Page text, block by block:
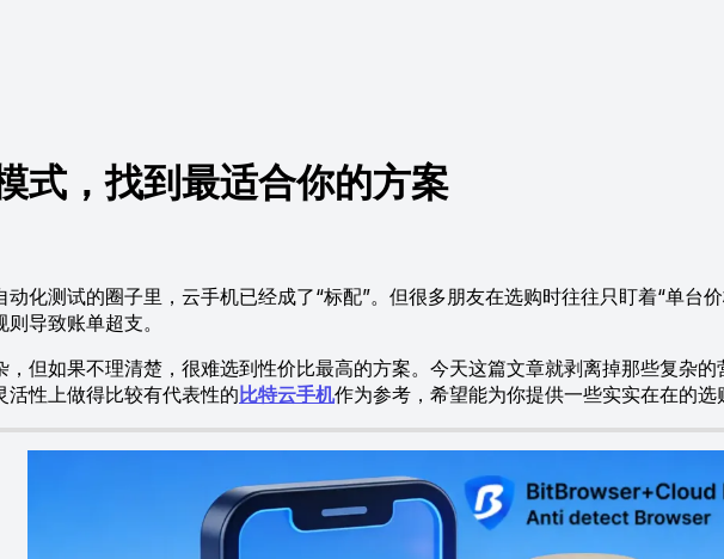
式，找到最适合你的方案
测试的圈子里，云手机已经成了“标配”。但很多朋友在选购时往往只盯着“单台
导致账单超支。
如果不理清楚，很难选到性价比最高的方案。今天这篇文章就剥离掉那些复杂的
性上做得比较有代表性的比特云手机作为参考，希望能为你提供一些实实在在的选